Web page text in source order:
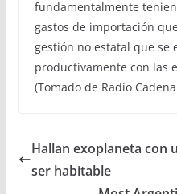
fundamentalmente
gastos de importación
gestión no estatal que se
productivamente con las
(Tomado de Radio
Hallan exoplaneta con
ser habitable